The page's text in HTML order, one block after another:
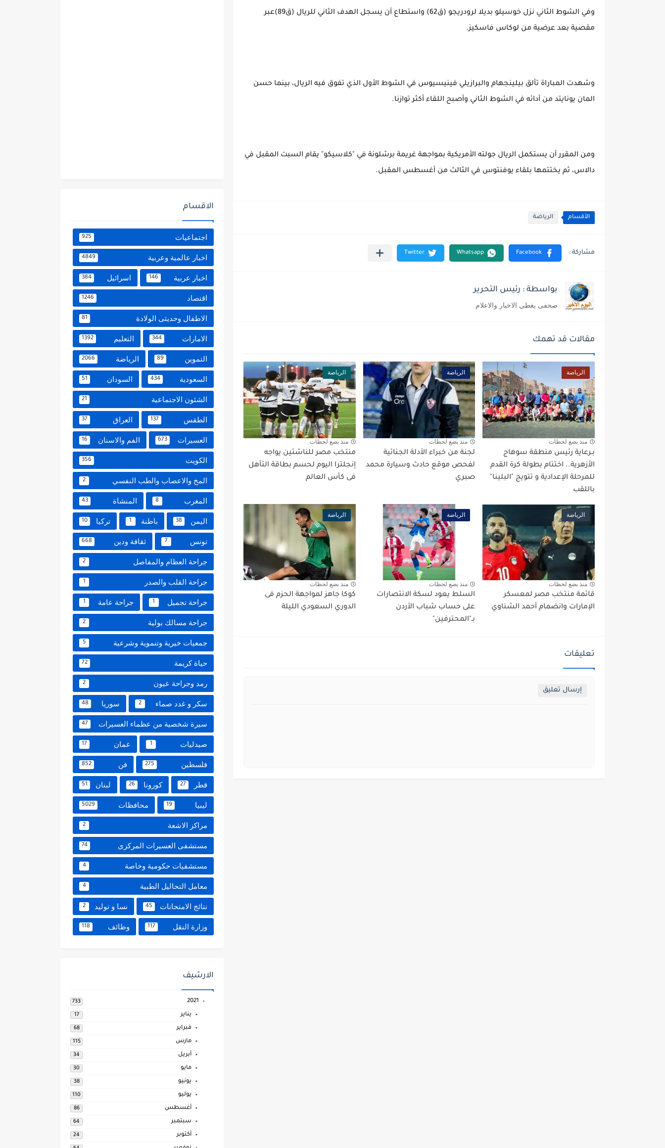
وفي الشوط الثاني نزل خوسيلو بديلا لرودريجو (ق62) واستطاع أن يسجل الهدف الثاني للريال (ق89)عبر
مقصية بعد عرضية من لوكاس فاسكيز.
وشهدت المباراة تألق بيلينجهام والبرازيلي فينيسيوس في الشوط الأول الذي تفوق فيه الريال، بينما حسن
المان يونايتد من أدائه في الشوط الثاني وأصبح اللقاء أكثر توازنا.
ومن المقرر أن يستكمل الريال جولته الأمريكية بمواجهة غريمة برشلونة في "كلاسيكو" يقام السبت المقبل في
دالاس، ثم يختتمها بلقاء يوفنتوس في الثالث من أغسطس المقبل.
الأقسام الرياضة
بواسطة : رئيس التحرير
صحفى يغطى الاخبار والاعلام
مقالات قد تهمك
الرياضة
منذ بضع لحظات
بـرعاية رئيس منطقة سوهاج
الأزهرية.. اختتام بطولة كرة القدم
للمرحلة الإعدادية و تتويج "البلينا"
باللقب
الرياضة
منذ بضع لحظات
لجنة من خبراء الأدلة الجنائية
لفحص موقع حادث وسيارة محمد
صبري
الرياضة
منذ بضع لحظات
منتخب مصر للناشئين يواجه
إنجلترا اليوم لحسم بطاقة التأهل
فى كأس العالم
الرياضة
منذ بضع لحظات
قائمة منتخب مصر لمعسكر
الإمارات وانضمام أحمد الشناوي
الرياضة
منذ بضع لحظات
السلط يعود لسكة الانتصارات
على حساب شباب الأردن
بـ"المحترفين"
الرياضة
منذ بضع لحظات
كوكا جاهز لمواجهة الحزم فى
الدوري السعودي الليلة
تعليقات
إرسال تعليق
الاقسام
اجتماعيات 925
اخبار عالمية وعربية 4849
اخبار عربية 146 اسرائيل 384
اقتصاد 1246
الاطفال وحديثى الولادة 81
الامارات 344 التعليم 1392
التموين 89 الرياضة 2066
السعودية 434 السودان 51
الشئون الاجتماعية 21
الطقس 137 العراق 37
العسيرات 673 الفم والاسنان 16
الكويت 356
المخ والاعصاب والطب النفسي 2
المغرب 8 المنشاة 43
اليمن 38 باطنة 1 تركيا 10
تونس 7 ثقافة ودين 668
جراحة العظام والمفاصل 2
جراحة القلب والصدر 1
جراحة تجميل 1 جراحة عامة 1
جراحة مسالك بولية 2
جمعيات خيرية وتنموية وشرعية 5
حياة كريمة 72
رمد وجراحة عيون 2
سكر و غدد صماء 2 سوريا 48
سيرة شخصية من عظماء العسيرات 47
صيدليات 1 عمان 17
فلسطين 275 فن 852
قطر 27 كورونا 26 لبنان 51
ليبيا 19 محافظات 5029
مراكز الاشعة 2
مستشفى العسيرات المركزى 74
مستشفيات حكومية وخاصة 4
معامل التحاليل الطبية 4
نتائج الامتحانات 45 نسا و توليد 2
وزارة النقل 117 وظائف 118
الارشيف
2021
733
يناير 17
فبراير 68
مارس 115
أبريل 34
مايو 30
يونيو 38
يوليو 110
أغسطس 86
سبتمبر 64
أكتوبر 24